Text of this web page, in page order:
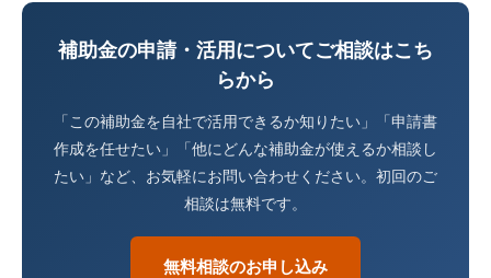
補助金の申請・活用についてご相談はこち
らから
「この補助金を自社で活用できるか知りたい」「申請書
作成を任せたい」「他にどんな補助金が使えるか相談し
たい」など、お気軽にお問い合わせください。初回のご
相談は無料です。
無料相談のお申し込み